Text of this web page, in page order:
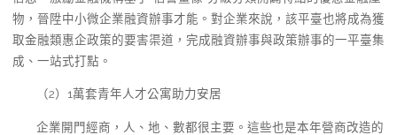
物，晉陞中小微企業融資辦事才能。對企業來說，該平臺也將成為獲
取金融類惠企政策的要害渠道，完成融資辦事與政策辦事的一平臺集
成、一站式打點。
（2）1萬套青年人才公寓助力安居
企業開門經商，人、地、數都很主要。這些也是本年營商改造的